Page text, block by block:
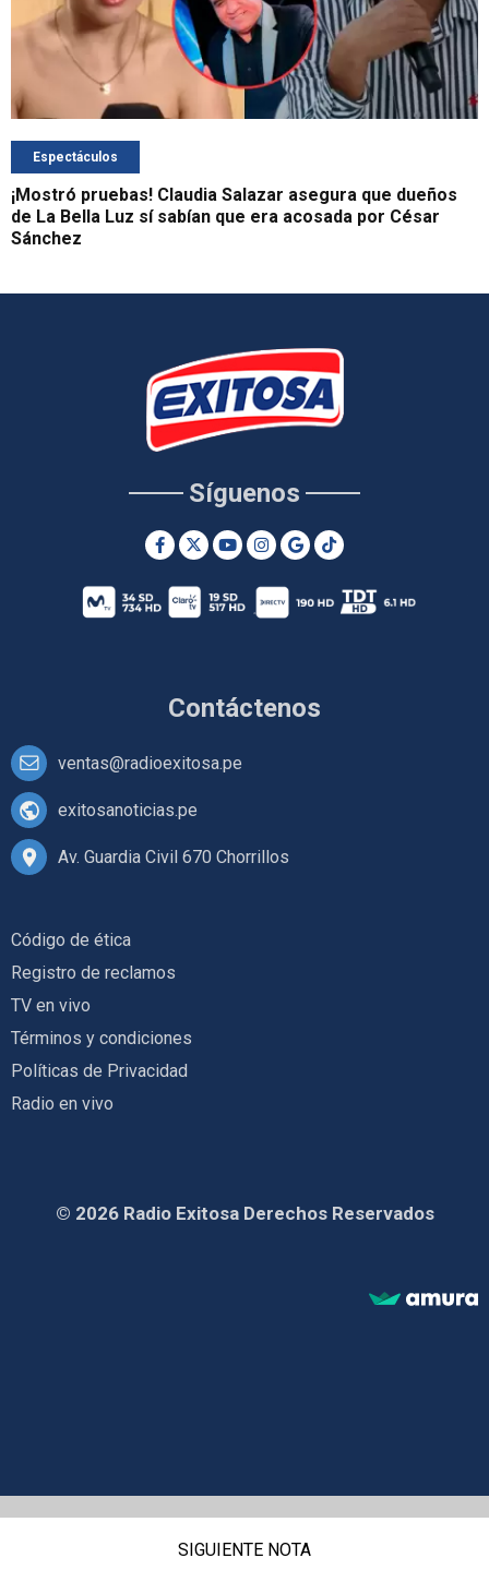
Espectáculos
¡Mostró pruebas! Claudia Salazar asegura que dueños
de La Bella Luz sí sabían que era acosada por César
Sánchez
Contáctenos
ventas@radioexitosa.pe
exitosanoticias.pe
Av. Guardia Civil 670 Chorrillos
Síguenos
Código de ética
Registro de reclamos
TV en vivo
Términos y condiciones
Políticas de Privacidad
Radio en vivo
© 2026 Radio Exitosa Derechos Reservados
SIGUIENTE NOTA